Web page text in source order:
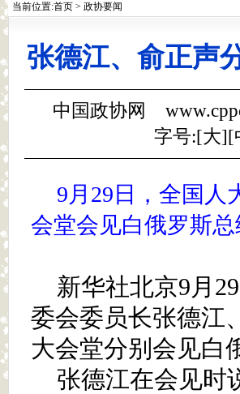
当前位置:首页 > 政协要闻
张德江、俞正声
中国政协网
字号:[大][
9月29日，全国人
会堂会见白俄罗斯
新华社北京9月
委会委员长张德江
大会堂分别会见白
张德江在会见时